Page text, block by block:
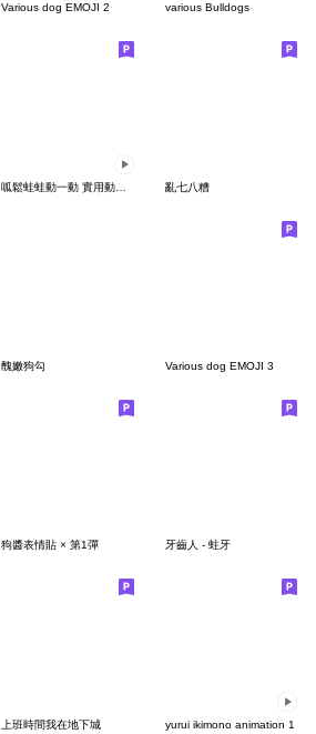
Various dog EMOJI 2 various Bulldogs
亂七八糟
醜嫩狗勾 Various dog EMOJI 3
狗醬表情貼 × 第1彈 牙齒人 - 蛀牙
上班時間我在地下城 yurui ikimono animation 1